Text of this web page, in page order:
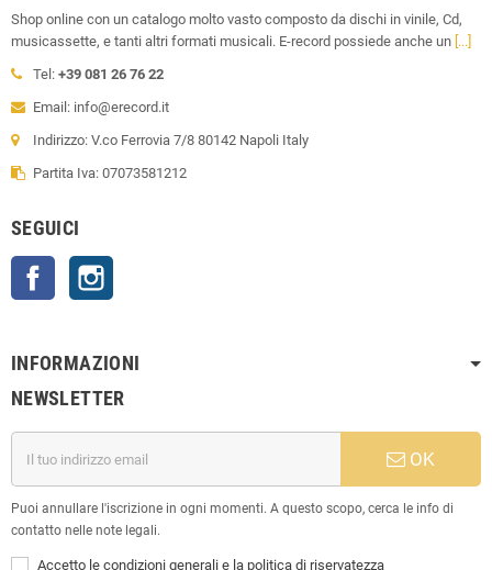
Shop online con un catalogo molto vasto composto da dischi in vinile, Cd,
musicassette, e tanti altri formati musicali. E-record possiede anche un [...]
Tel: +39 081 26 76 22
Email: info@erecord.it
Indirizzo: V.co Ferrovia 7/8 80142 Napoli Italy
Partita Iva: 07073581212
SEGUICI
Facebook
INFORMAZIONI
NEWSLETTER
OK
Puoi annullare l'iscrizione in ogni momenti. A questo scopo, cerca le info di
contatto nelle note legali.
Accetto le condizioni generali e la politica di riservatezza